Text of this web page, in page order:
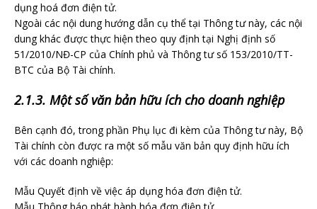
dụng hoá đơn điện tử.
Ngoài các nội dung hướng dẫn cụ thể tại Thông tư này, các nội
dung khác được thực hiện theo quy định tại Nghị định số
51/2010/NĐ-CP của Chính phủ và Thông tư số 153/2010/TT-
BTC của Bộ Tài chính.
2.1.3. Một số văn bản hữu ích cho doanh nghiệp
Bên cạnh đó, trong phần Phụ lục đi kèm của Thông tư này, Bộ
Tài chính còn được ra một số mẫu văn bản quy định hữu ích
với các doanh nghiệp:
Mẫu Quyết định về việc áp dụng hóa đơn điện tử.